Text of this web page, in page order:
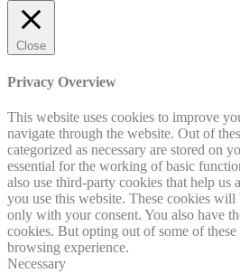
Close
Privacy Overview
This website uses cookies to improve
navigate through the website. Out of
categorized as necessary are stored on
essential for the working of basic
also use third-party cookies that help us
you use this website. These cookies
only with your consent. You also have
cookies. But opting out of some of
browsing experience.
Necessary